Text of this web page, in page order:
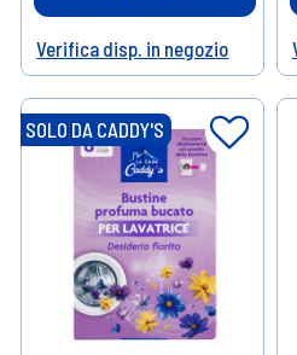
Help
Verifica disp. in negozio
SOLO DA CADDY'S